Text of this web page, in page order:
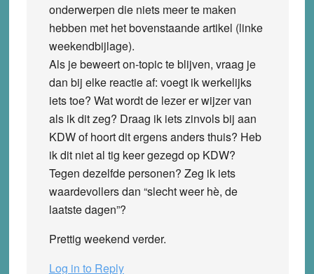
onderwerpen die niets meer te maken
hebben met het bovenstaande artikel (linke
weekendbijlage).
Als je beweert on-topic te blijven, vraag je
dan bij elke reactie af: voegt ik werkelijks
iets toe? Wat wordt de lezer er wijzer van
als ik dit zeg? Draag ik iets zinvols bij aan
KDW of hoort dit ergens anders thuis? Heb
ik dit niet al tig keer gezegd op KDW?
Tegen dezelfde personen? Zeg ik iets
waardevollers dan “slecht weer hè, de
laatste dagen”?
Prettig weekend verder.
Log in to Reply